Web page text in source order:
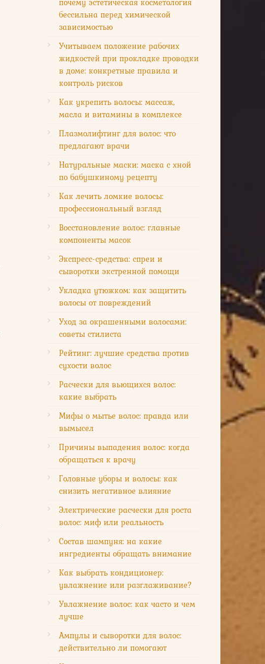
бессильна перед химической
зависимостью
Учитываем положение рабочих
жидкостей при прокладке проводки
в доме: конкретные правила и
контроль рисков
Как укрепить волосы: массаж,
масла и витамины в комплексе
Плазмолифтинг для волос: что
предлагают врачи
Натуральные маски: маска с хной
по бабушкиному рецепту
Как лечить ломкие волосы:
профессиональный взгляд
Восстановление волос: главные
компоненты масок
Экспресс-средства: спреи и
сыворотки экстренной помощи
Укладка утюжком: как защитить
волосы от повреждений
Уход за окрашенными волосами:
советы стилиста
Рейтинг: лучшие средства против
сухости волос
Расчески для вьющихся волос:
какие выбрать
Мифы о мытье волос: правда или
вымысел
Причины выпадения волос: когда
обращаться к врачу
Головные уборы и волосы: как
снизить негативное влияние
Электрические расчески для роста
волос: миф или реальность
Состав шампуня: на какие
ингредиенты обращать внимание
Как выбрать кондиционер:
увлажнение или разглаживание?
Увлажнение волос: как часто и чем
лучше
Ампулы и сыворотки для волос:
действительно ли помогают